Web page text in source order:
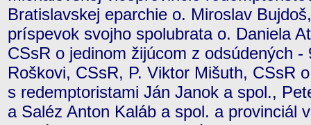
Bratislavskej eparchie o. Miroslav
príspevok svojho spolubrata o. Daniela
CSsR o jedinom žijúcom z odsúdených
Roškovi, CSsR, P. Viktor Mišuth, CSsR
s redemptoristami Ján Janok a spol.,
a Saléz Anton Kaláb a spol. a provinciál